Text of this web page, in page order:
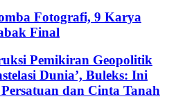
Fotografi, 9 Karya
Final
Pemikiran Geopolitik
Dunia’, Buleks: Ini
dan Cinta Tanah